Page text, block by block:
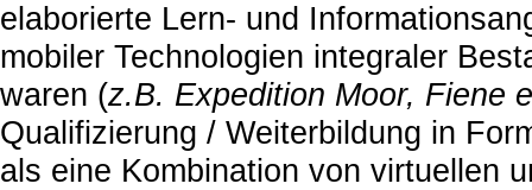
elaborierte Lern- und
mobiler Technologien integraler
waren (z.B. Expedition Moor, Fiene
Qualifizierung / Weiterbildung in
als eine Kombination von virtuellen